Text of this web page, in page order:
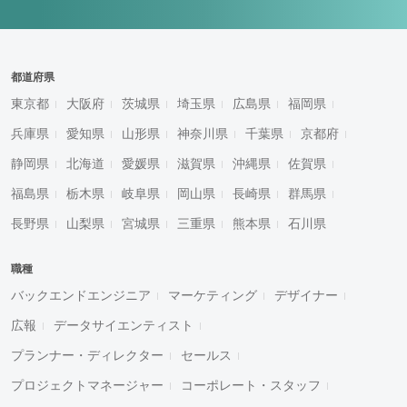
都道府県
東京都 大阪府 茨城県 埼玉県 広島県 福岡県
兵庫県 愛知県 山形県 神奈川県 千葉県 京都府
静岡県 北海道 愛媛県 滋賀県 沖縄県 佐賀県
福島県 栃木県 岐阜県 岡山県 長崎県 群馬県
長野県 山梨県 宮城県 三重県 熊本県 石川県
職種
バックエンドエンジニア マーケティング デザイナー
広報 データサイエンティスト
プランナー・ディレクター セールス
プロジェクトマネージャー コーポレート・スタッフ